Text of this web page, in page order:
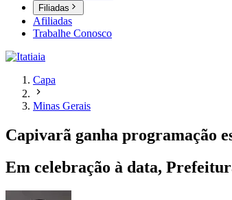
Filiadas
Afiliadas
Trabalhe Conosco
Capa
Minas Gerais
Capivarã ganha programação
Em celebração à data,